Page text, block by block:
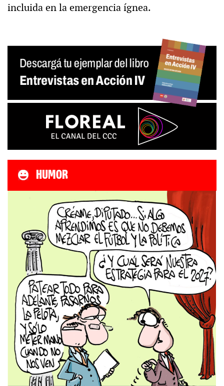
incluida en la emergencia ígnea.
HUMOR